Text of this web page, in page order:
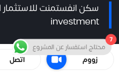
زووم اتصل
investment
إذا كنت تريد شراء وحدة سكنية،
المناسب، لأننا نقدم مجموعة
7
محتاج استفسار عن المشروع